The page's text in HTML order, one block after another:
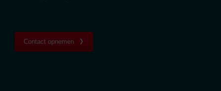
Contact opnemen